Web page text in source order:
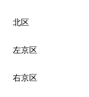
北区
左京区
右京区